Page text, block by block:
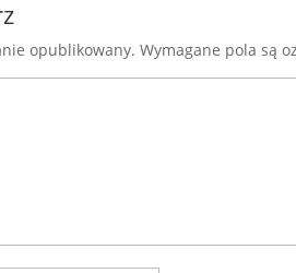
opublikowany. Wymagane pola są